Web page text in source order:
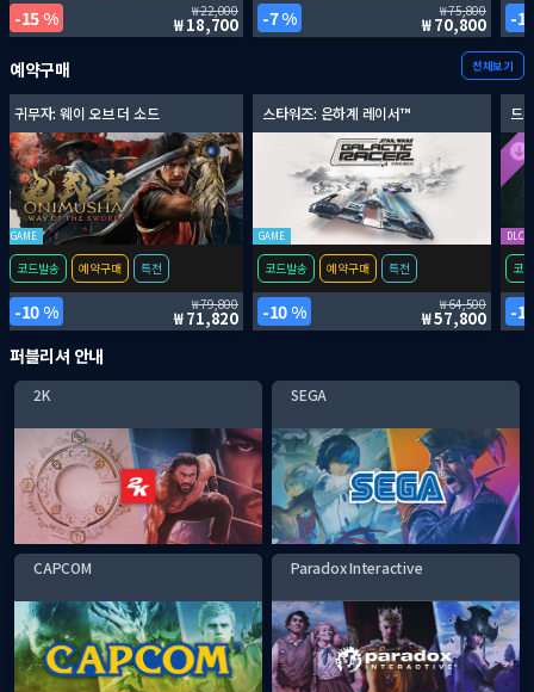
15 % 22,000
18,700 7 % 75,800
70,800
예약구매 전체보기
귀무자: 웨이 오브 더 소드
GAME
코드발송 예약구매 특전
10 % 79,800
71,820
스타워즈: 은하계 레이서™
GAME
코드발송 예약구매 특전
10 % 64,500
57,800
드
DLC
코
퍼블리셔 안내
2K SEGA
CAPCOM Paradox Interactive